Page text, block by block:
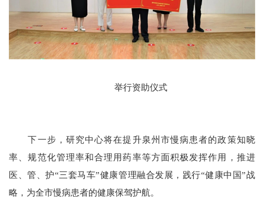
举行资助仪式
下一步，研究中心将在提升泉州市慢病患者的政策知晓
率、规范化管理率和合理用药率等方面积极发挥作用，推进
医、管、护“三套马车”健康管理融合发展，践行“健康中国”战
略，为全市慢病患者的健康保驾护航。